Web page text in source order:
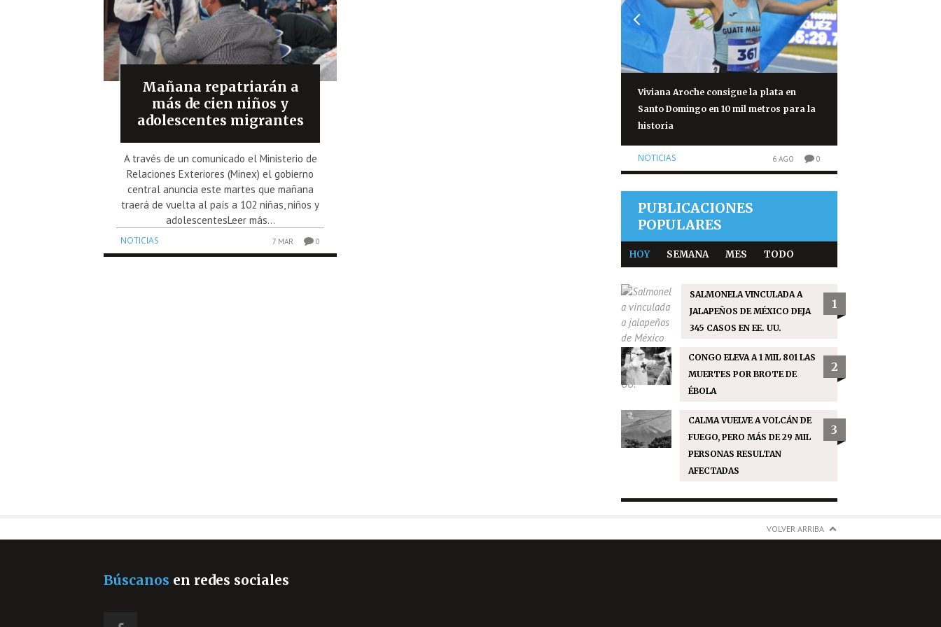
Mañana repatriarán a
más de cien niños y
adolescentes migrantes
A través de un comunicado el Ministerio de
Relaciones Exteriores (Minex) el gobierno
central anuncia este martes que mañana
traerá de vuelta al país a 102 niñas, niños y
adolescentesLeer más...
NOTICIAS 7 MAR 0
Viviana Aroche consigue la plata en
Santo Domingo en 10 mil metros para la
historia
NOTICIAS 6 AGO 0
PUBLICACIONES
POPULARES
HOY SEMANA MES TODO
SALMONELA VINCULADA A
JALAPEÑOS DE MÉXICO DEJA
345 CASOS EN EE. UU.
1
CONGO ELEVA A 1 MIL 801 LAS
MUERTES POR BROTE DE
ÉBOLA
2
CALMA VUELVE A VOLCÁN DE
FUEGO, PERO MÁS DE 29 MIL
PERSONAS RESULTAN
AFECTADAS
3
VOLVER ARRIBA
Búscanos en redes sociales